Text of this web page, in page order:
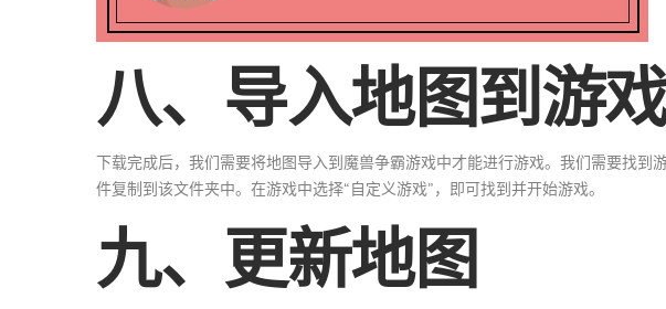
八、导入地图到游
下载完成后，我们需要将地图导入到魔兽争霸游戏中才能进行游戏。我们需要找到
件复制到该文件夹中。在游戏中选择“自定义游戏”，即可找到并开始游戏。
九、更新地图